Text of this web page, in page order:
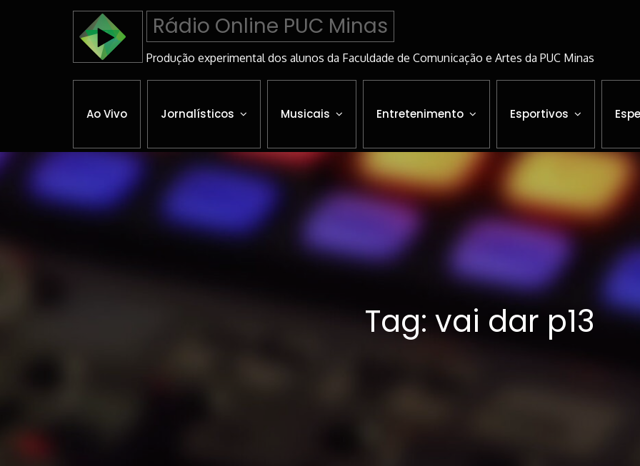
Rádio Online PUC Minas
Produção experimental dos alunos da Faculdade de Comunicação e Artes da PUC Minas
Ao Vivo Jornalísticos Musicais Entretenimento Esportivos
Tag: vai dar p13